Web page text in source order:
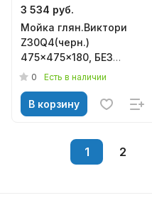
3 534 руб.
Мойка глян.Виктори
Z30Q4(черн.)
475x475x180, БЕЗ
СИФОНА Granit MARR
0 Есть в наличии
В корзину
1 2